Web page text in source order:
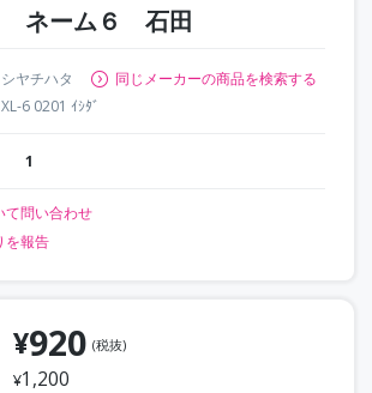
ネーム６ 石田
シヤチハタ
同じメーカーの商品を検索する
XL-6 0201 ｲｼﾀﾞ
1
て問い合わせ
を報告
¥920 (税抜)
¥1,200